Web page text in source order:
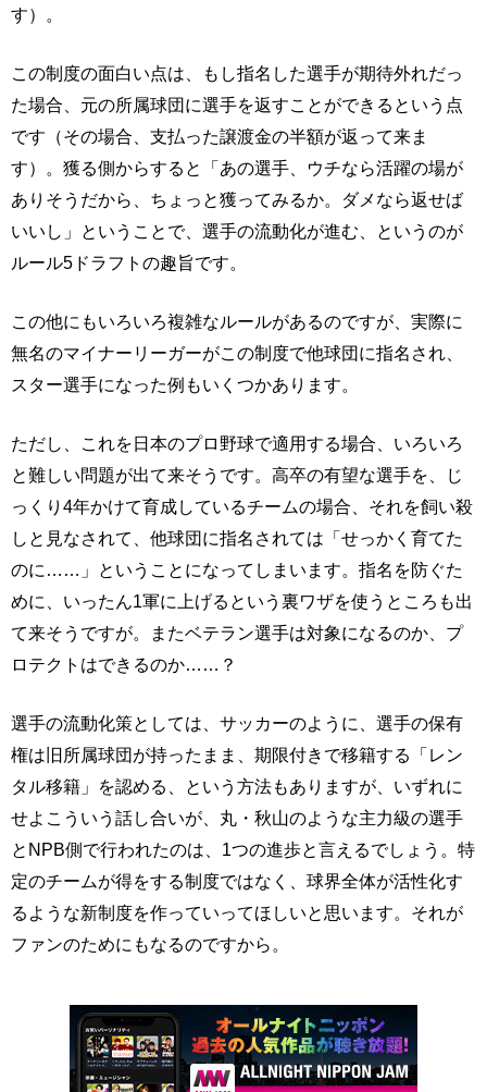
す）。
この制度の面白い点は、もし指名した選手が期待外れだっ
た場合、元の所属球団に選手を返すことができるという点
です（その場合、支払った譲渡金の半額が返って来ま
す）。獲る側からすると「あの選手、ウチなら活躍の場が
ありそうだから、ちょっと獲ってみるか。ダメなら返せば
いいし」ということで、選手の流動化が進む、というのが
ルール5ドラフトの趣旨です。
この他にもいろいろ複雑なルールがあるのですが、実際に
無名のマイナーリーガーがこの制度で他球団に指名され、
スター選手になった例もいくつかあります。
ただし、これを日本のプロ野球で適用する場合、いろいろ
と難しい問題が出て来そうです。高卒の有望な選手を、じ
っくり4年かけて育成しているチームの場合、それを飼い殺
しと見なされて、他球団に指名されては「せっかく育てた
のに……」ということになってしまいます。指名を防ぐた
めに、いったん1軍に上げるという裏ワザを使うところも出
て来そうですが。またベテラン選手は対象になるのか、プ
ロテクトはできるのか……？
選手の流動化策としては、サッカーのように、選手の保有
権は旧所属球団が持ったまま、期限付きで移籍する「レン
タル移籍」を認める、という方法もありますが、いずれに
せよこういう話し合いが、丸・秋山のような主力級の選手
とNPB側で行われたのは、1つの進歩と言えるでしょう。特
定のチームが得をする制度ではなく、球界全体が活性化す
るような新制度を作っていってほしいと思います。それが
ファンのためにもなるのですから。